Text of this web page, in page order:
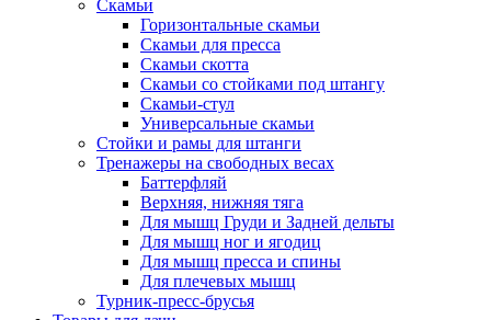
Скамьи
Горизонтальные скамьи
Скамьи для пресса
Скамьи скотта
Скамьи со стойками под штангу
Скамьи-стул
Универсальные скамьи
Стойки и рамы для штанги
Тренажеры на свободных весах
Баттерфляй
Верхняя, нижняя тяга
Для мышц Груди и Задней дельты
Для мышц ног и ягодиц
Для мышц пресса и спины
Для плечевых мышц
Турник-пресс-брусья